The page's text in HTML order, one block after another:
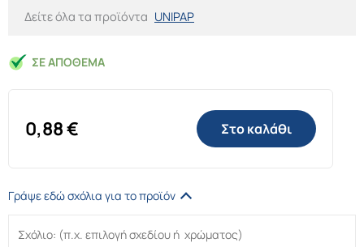
Δείτε όλα τα προϊόντα UNIPAP
ΣΕ ΑΠΌΘΕΜΑ
0,88€ Στο καλάθι
Γράψε εδώ σχόλια για το προϊόν